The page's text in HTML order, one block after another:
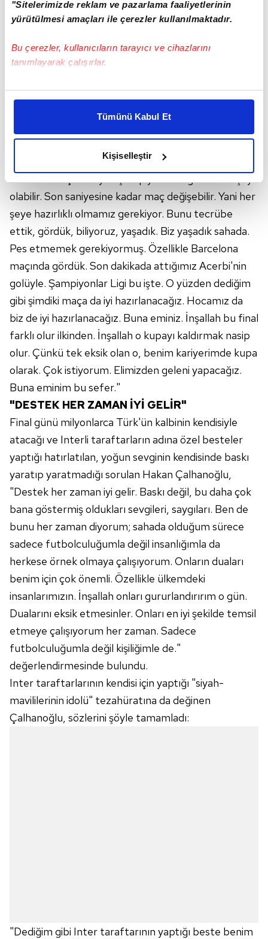
"Sitelerimizde reklam ve pazarlama faaliyetlerinin
yürütülmesi amaçları ile çerezler kullanılmaktadır.
Bu çerezler, kullanıcıların tarayıcı ve cihazlarını
tanımlayarak çalışırlar.
Bu çerezlere izin vermeniz halinde sizlere özel
daha iyi reklam deneyimi yaşatabiliriz. Bunu yaparken
amacımızın size daha iyi bir reklam deneyimi sunmak
elimizden gelen çabayı gösterdiğimizi ve bu noktada,
kalemimiz olduğunu sizlere hatırlatmak isteriz.
Her halükârda, kullanıcılar, bu çerezlere izin vermedikleri
takdirde, kullanıcılara hedefli reklamlar
gösterilmeyecektir."
Sizlere daha iyi bir hizmet sunabilmek için İnternet
Sitemizde kendimize ve üçüncü kişilere ait çerezler
kullanılmaktadır. Bu çerezler vasıtasıyla çeşitli kişisel
verileriniz işlenmekte olup gerekli olan çerezler bilgi
toplumu hizmetlerinin sunulması amacıyla
kullanılmaktadır. Diğer çerezler, sitemizin daha işlevsel
kılınması ve kişiselleştirilmesi ve sizlere yönelik
reklam/pazarlama faaliyetlerinin yapılması, amaçlarıyla
sınırlı olarak açık rızanız dahilinde kullanılacaktır.
Çerezlere ilişkin tercihlerinizi aşağıda yer alan panel
vasıtasıyla belirleyebilirsiniz. Çerezlere ilişkin detaylı bilgi
için Ayarlar butonuna tıklayabilir,
Çerez Bilgilendirme
Metnimizi
ziyaret edebilirsiniz.
6698 sayılı Kişisel Verilerin Korunması Kanunu uyarınca
hazırlanmış Aydınlatma Metnimizi okumak ve sitemizde
ilgili mevzuata uygun olarak kullanılan çerezlerle ilgili bilgi
Tümünü Kabul Et
Kişiselleştir
"Bu tarz maçlar böyle. Şampiyonlar Ligi'nde her şey
olabilir. Son saniyesine kadar maç değişebilir. Yani her
şeye hazırlıklı olmamız gerekiyor. Bunu tecrübe
ettik, gördük, biliyoruz, yaşadık. Biz yaşadık sahada.
Pes etmemek gerekiyormuş. Özellikle Barcelona
maçında gördük. Son dakikada attığımız Acerbi'nin
golüyle. Şampiyonlar Ligi bu işte. O yüzden dediğim
gibi şimdiki maça da iyi hazırlanacağız. Hocamız da
biz de iyi hazırlanacağız. Buna eminiz. İnşallah bu final
farklı olur ilkinden. İnşallah o kupayı kaldırmak nasip
olur. Çünkü tek eksik olan o, benim kariyerimde kupa
olarak. Çok istiyorum. Elimizden geleni yapacağız.
Buna eminim bu sefer."
"DESTEK HER ZAMAN İYİ GELİR"
Final günü milyonlarca Türk'ün kalbinin kendisiyle
atacağı ve Interli taraftarların adına özel besteler
yaptığı hatırlatılan, yoğun sevginin kendisinde baskı
yaratıp yaratmadığı sorulan Hakan Çalhanoğlu,
"Destek her zaman iyi gelir. Baskı değil, bu daha çok
bana göstermiş oldukları sevgileri, saygıları. Ben de
bunu her zaman diyorum; sahada olduğum sürece
sadece futbolculuğumla değil insanlığımla da
herkese örnek olmaya çalışıyorum. Onların duaları
benim için çok önemli. Özellikle ülkemdeki
insanlarımızın. İnşallah onları gururlandırırım o gün.
Dualarını eksik etmesinler. Onları en iyi şekilde temsil
etmeye çalışıyorum her zaman. Sadece
futbolculuğumla değil kişiliğimle de."
değerlendirmesinde bulundu.
Inter taraftarlarının kendisi için yaptığı "siyah-
mavililerinin idolü" tezahüratına da değinen
Çalhanoğlu, sözlerini şöyle tamamladı:
"Dediğim gibi Inter taraftarının yaptığı beste benim